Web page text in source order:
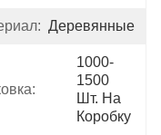
Деревянные
1000-
1500
Шт. На
Коробку